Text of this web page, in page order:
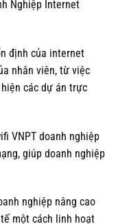
Nghiệp Internet
định của internet
nhân viên, từ việc
các dự án trực
VNPT doanh nghiệp
giúp doanh nghiệp
nghiệp nâng cao
một cách linh hoạt